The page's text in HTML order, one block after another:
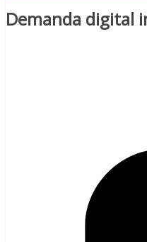
Demanda digital